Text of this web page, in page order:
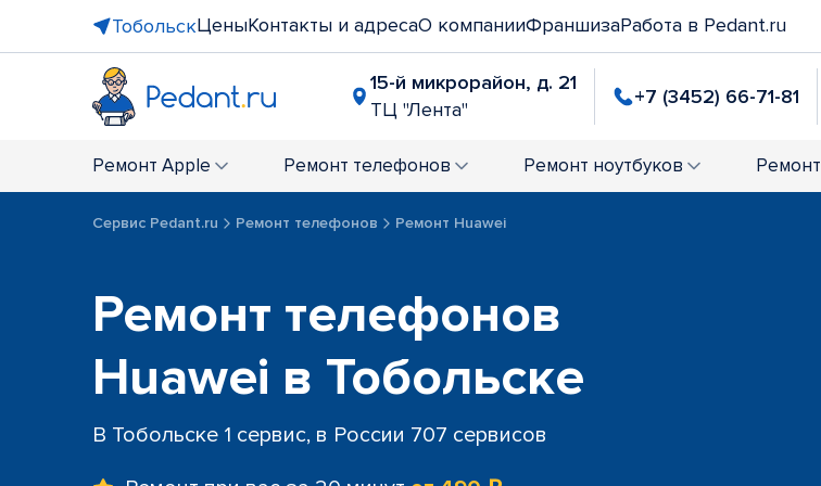
ТобольскЦеныКонтакты и адресаО компанииФраншизаРабота в Pedant.ru
15-й микрорайон, д. 21
ТЦ "Лента"
+7 (3452) 66-71-81
Ремонт Apple Ремонт телефонов Ремонт ноутбуков Ремонт
Сервис Pedant.ru Ремонт телефонов Ремонт Huawei
Ремонт телефонов
Huawei в Тобольске
В Тобольске 1 сервис, в России 707 сервисов